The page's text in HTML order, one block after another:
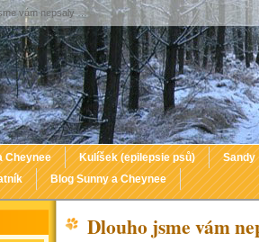
Cheynee Kulíšek (epilepsie psů)
Sandy
Blog Sunny a Cheynee
Dlouho jsme vám
vám nepsaly …